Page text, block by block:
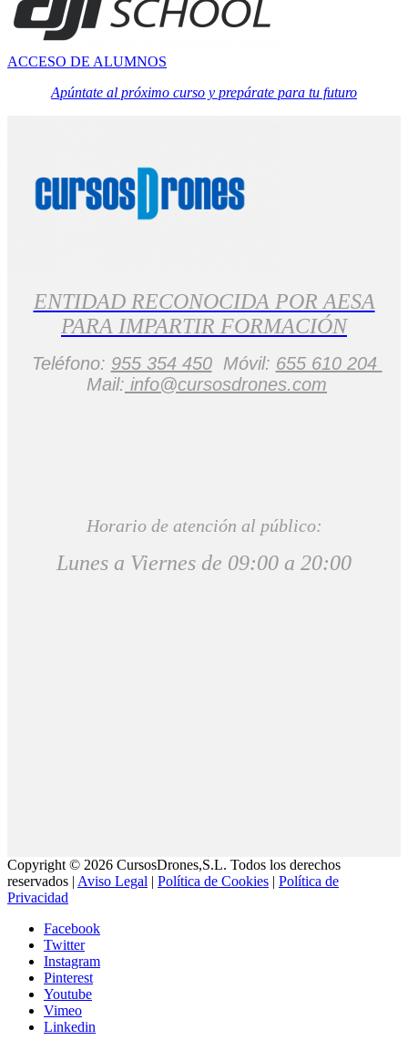
ACCESO DE ALUMNOS
Apúntate al próximo curso y prepárate para tu futuro
ENTIDAD RECONOCIDA POR AESA
PARA IMPARTIR FORMACIÓN
Teléfono: 955 354 450Móvil: 655 610 204
Mail: info@cursosdrones.com
Horario de atención al público:
Lunes a Viernes de 09:00 a 20:00
Copyright © 2026 CursosDrones,S.L. Todos los derechos
reservados | Aviso Legal | Política de Cookies | Política de
Privacidad
Facebook
Twitter
Instagram
Pinterest
Youtube
Vimeo
Linkedin